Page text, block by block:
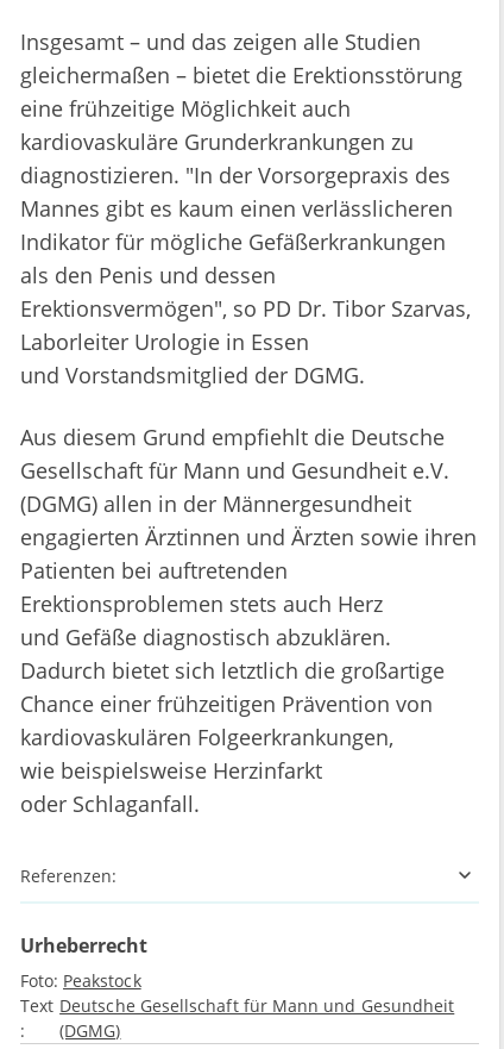
Insgesamt – und das zeigen alle Studien
gleichermaßen – bietet die Erektionsstörung
eine frühzeitige Möglichkeit auch
kardiovaskuläre Grunderkrankungen zu
diagnostizieren. "In der Vorsorgepraxis des
Mannes gibt es kaum einen verlässlicheren
Indikator für mögliche Gefäßerkrankungen
als den Penis und dessen
Erektionsvermögen", so PD Dr. Tibor Szarvas,
Laborleiter Urologie in Essen
und Vorstandsmitglied der DGMG.
Aus diesem Grund empfiehlt die Deutsche
Gesellschaft für Mann und Gesundheit e.V.
(DGMG) allen in der Männergesundheit
engagierten Ärztinnen und Ärzten sowie ihren
Patienten bei auftretenden
Erektionsproblemen stets auch Herz
und Gefäße diagnostisch abzuklären.
Dadurch bietet sich letztlich die großartige
Chance einer frühzeitigen Prävention von
kardiovaskulären Folgeerkrankungen,
wie beispielsweise Herzinfarkt
oder Schlaganfall.
Referenzen:
Urheberrecht
Foto: Peakstock
Text
:
Deutsche Gesellschaft für Mann und Gesundheit
(DGMG)